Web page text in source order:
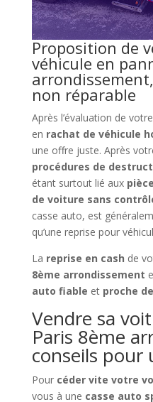
Proposition de
véhicule en
non réparable
Après l’évaluation de
en rachat de véhicule
une offre juste. Après
procédures de
étant surtout lié aux
de voiture sans
casse auto, est
qu’une reprise pour
La reprise en cash de
8ème arrondissement
auto fiable et proche
Vendre sa
Paris 8ème
conseils pour
Pour céder vite votre
vous à une casse auto